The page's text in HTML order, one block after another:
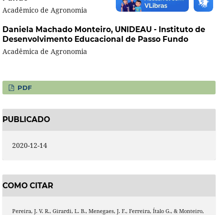
Acadêmico de Agronomia
Daniela Machado Monteiro, UNIDEAU - Instituto de
Desenvolvimento Educacional de Passo Fundo
Acadêmica de Agronomia
PDF
PUBLICADO
2020-12-14
COMO CITAR
Pereira, J. V. R., Girardi, L. B., Menegaes, J. F., Ferreira, Ítalo G., & Monteiro,